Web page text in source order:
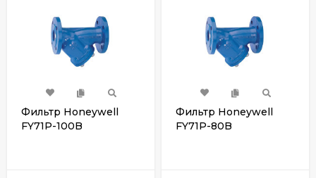
Фильтр Honeywell
FY71P-100B
Фильтр Honeywell
FY71P-80B